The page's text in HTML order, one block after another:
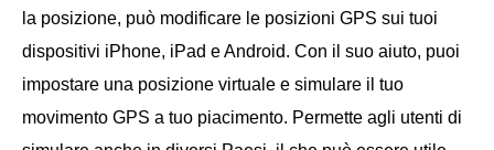
la posizione, può modificare le posizioni GPS sui tuoi
dispositivi iPhone, iPad e Android. Con il suo aiuto, puoi
impostare una posizione virtuale e simulare il tuo
movimento GPS a tuo piacimento. Permette agli utenti di